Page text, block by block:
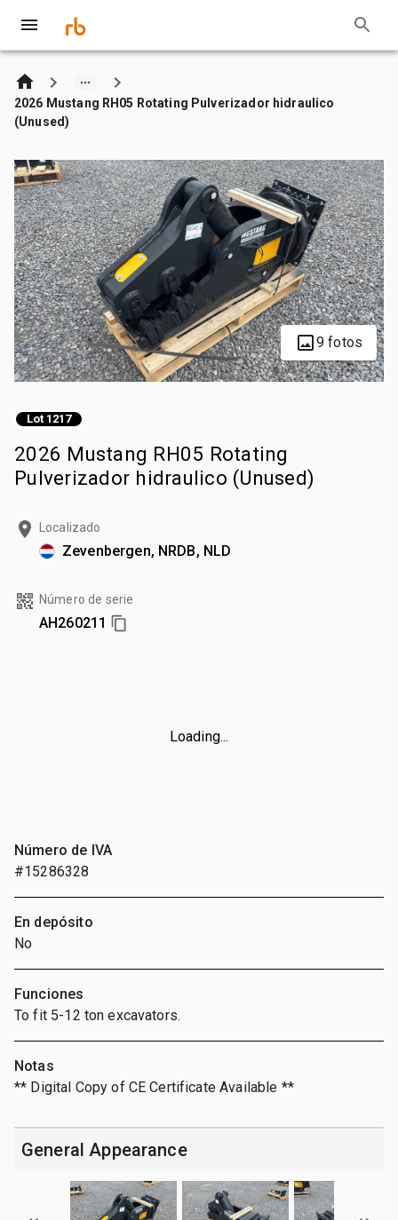
2026 Mustang RH05 Rotating Pulverizador hidraulico
(Unused)
9 fotos
Lot 1217
2026 Mustang RH05 Rotating
Pulverizador hidraulico (Unused)
Localizado
Zevenbergen, NRDB, NLD
Número de serie
AH260211
Loading...
Número de IVA
#15286328
En depósito
No
Funciones
To fit 5-12 ton excavators.
Notas
** Digital Copy of CE Certificate Available **
General Appearance